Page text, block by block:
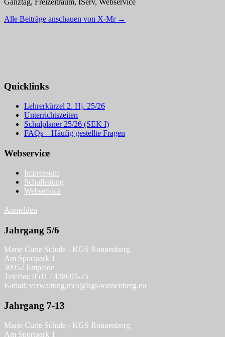
Ganztag, Freizeitraum, IServ, Webservice
Alle Beiträge anschauen von X-Mr →
Quicklinks
Lehrerkürzel 2. Hj. 25/26
Unterrichtszeiten
Schulplaner 25/26 (SEK I)
FAQs – Häufig gestellte Fragen
Webservice
Impressum
Schulleitung
Webservice
Anmelden
Jahrgang 5/6
Marie Curie Schule - KGS Ronnenberg
Am Sportpark 1
30952 Empelde
Telefon: 0511 / 438693-25
E-mail: verwaltung.mcs@kgs-ronnenberg.eu
Jahrgang 7-13
Marie Curie Schule - KGS Ronnenberg
Am Sportpark 1